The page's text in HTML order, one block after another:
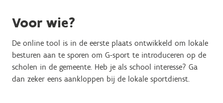
Voor wie?
De online tool is in de eerste plaats ontwikkeld om lokale
besturen aan te sporen om G-sport te introduceren op de
scholen in de gemeente. Heb je als school interesse? Ga
dan zeker eens aankloppen bij de lokale sportdienst.